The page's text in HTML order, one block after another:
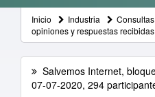
Inicio Industria
opiniones y respuestas
Salvemos Internet,
07-07-2020, 294